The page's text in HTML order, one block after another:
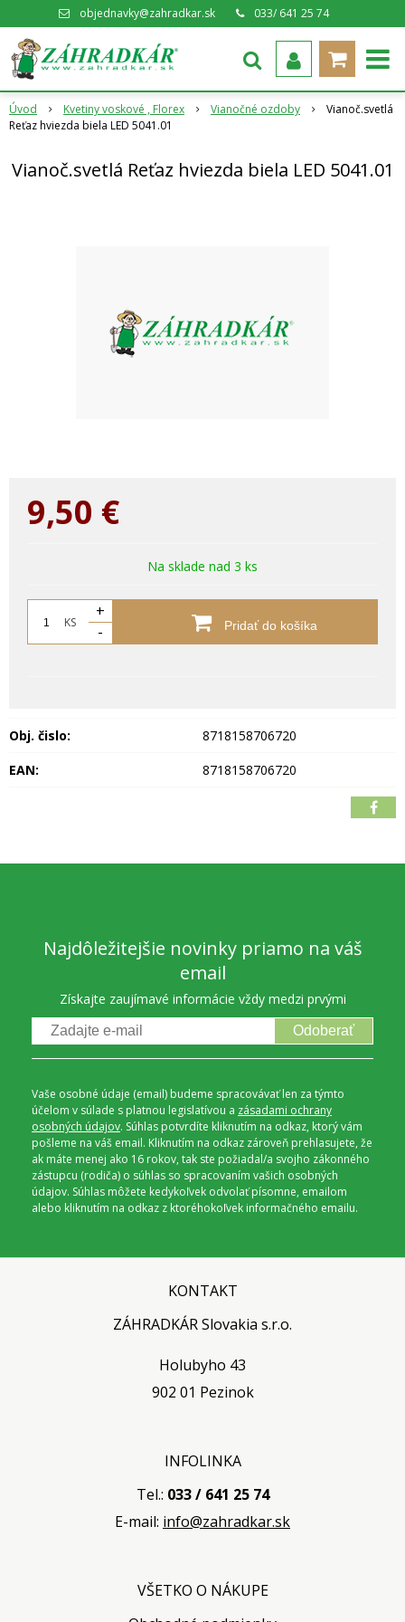
objednavky@zahradkar.sk 033/ 641 25 74
Úvod Kvetiny voskové , Florex Vianočné ozdoby
Vianoč.svetlá
Reťaz hviezda biela LED 5041.01
Vianoč.svetlá Reťaz hviezda biela LED 5041.01
9,50 €
Na sklade nad 3 ks
KS
+
-
Pridať do košíka
Obj. čislo:
8718158706720
EAN:
8718158706720
Najdôležitejšie novinky priamo na váš
email
Získajte zaujímavé informácie vždy medzi prvými
Odoberať
Vaše osobné údaje (email) budeme spracovávať len za týmto
účelom v súlade s platnou legislatívou a zásadami ochrany
osobných údajov. Súhlas potvrdíte kliknutím na odkaz, ktorý vám
pošleme na váš email. Kliknutím na odkaz zároveň prehlasujete, že
ak máte menej ako 16 rokov, tak ste požiadal/a svojho zákonného
zástupcu (rodiča) o súhlas so spracovaním vašich osobných
údajov. Súhlas môžete kedykoľvek odvolať písomne, emailom
alebo kliknutím na odkaz z ktoréhokoľvek informačného emailu.
KONTAKT
ZÁHRADKÁR Slovakia s.r.o.
Holubyho 43
902 01 Pezinok
INFOLINKA
Tel.: 033 / 641 25 74
E-mail: info@zahradkar.sk
VŠETKO O NÁKUPE